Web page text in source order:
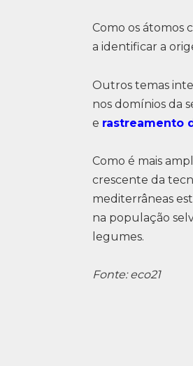
Como os átomos
a identificar a
Outros temas
nos domínios da
e rastreamento
Como é mais
crescente da
mediterrâneas
na população
legumes.
Fonte: eco21